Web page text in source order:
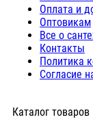
Оплата и
Оптовикам
Все о
Контакты
Политика
Согласие
Каталог товаров